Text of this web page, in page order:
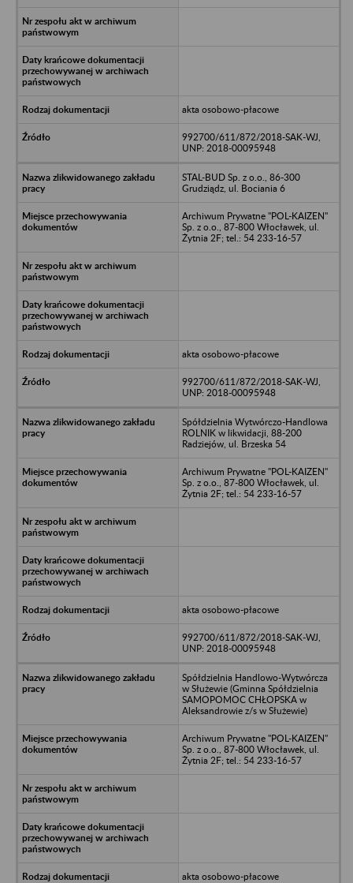
akta osobowo-płacowe
992700/611/872/2018-SAK-WJ,
UNP: 2018-00095948
STAL-BUD Sp. z o.o., 86-300
Grudziądz, ul. Bociania 6
Archiwum Prywatne "POL-KAIZEN"
Sp. z o.o., 87-800 Włocławek, ul.
Żytnia 2F; tel.: 54 233-16-57
akta osobowo-płacowe
992700/611/872/2018-SAK-WJ,
UNP: 2018-00095948
Spółdzielnia Wytwórczo-Handlowa
ROLNIK w likwidacji, 88-200
Radziejów, ul. Brzeska 54
Archiwum Prywatne "POL-KAIZEN"
Sp. z o.o., 87-800 Włocławek, ul.
Żytnia 2F; tel.: 54 233-16-57
akta osobowo-płacowe
992700/611/872/2018-SAK-WJ,
UNP: 2018-00095948
Spółdzielnia Handlowo-Wytwórcza
w Służewie (Gminna Spółdzielnia
SAMOPOMOC CHŁOPSKA w
Aleksandrowie z/s w Służewie)
Archiwum Prywatne "POL-KAIZEN"
Sp. z o.o., 87-800 Włocławek, ul.
Żytnia 2F; tel.: 54 233-16-57
akta osobowo-płacowe